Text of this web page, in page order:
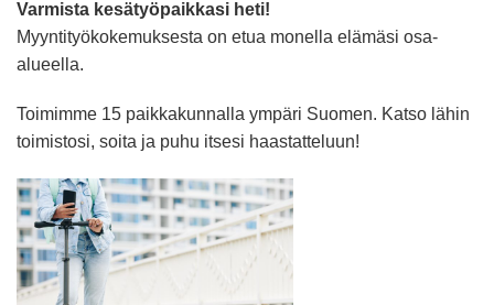
Varmista kesätyöpaikkasi heti!
Myyntityökokemuksesta on etua monella elämäsi osa-
alueella.
Toimimme 15 paikkakunnalla ympäri Suomen. Katso lähin
toimistosi, soita ja puhu itsesi haastatteluun!